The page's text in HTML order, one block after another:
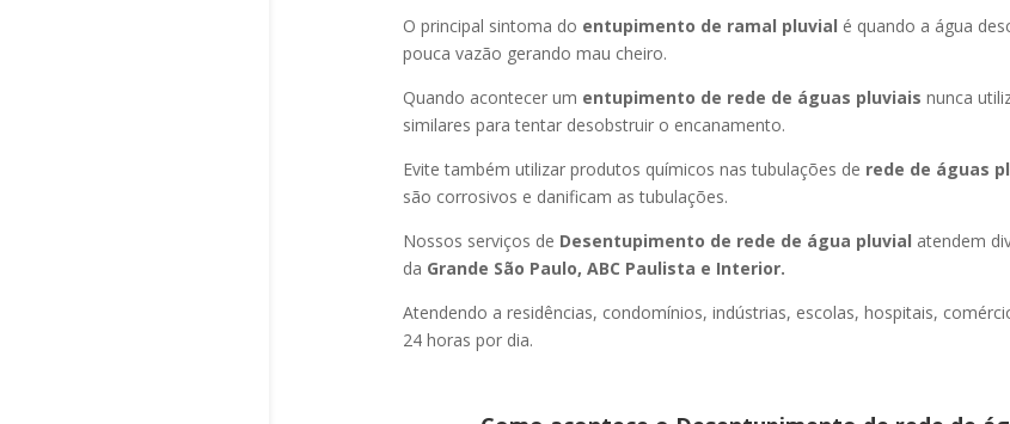
O principal sintoma do entupimento de ramal pluvial é quando a água
pouca vazão gerando mau cheiro.
Quando acontecer um entupimento de rede de águas pluviais nunca
similares para tentar desobstruir o encanamento.
Evite também utilizar produtos químicos nas tubulações de rede de águas
são corrosivos e danificam as tubulações.
Nossos serviços de Desentupimento de rede de água pluvial atendem
da Grande São Paulo, ABC Paulista e Interior.
Atendendo a residências, condomínios, indústrias, escolas, hospitais,
24 horas por dia.